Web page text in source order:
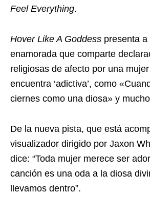
Feel Everything.
Hover Like A Goddess presenta
enamorada que comparte
religiosas de afecto por una
encuentra ‘adictiva’, como
ciernes como una diosa» y
De la nueva pista, que está
visualizador dirigido por Jaxon
dice: “Toda mujer merece ser
canción es una oda a la diosa
llevamos dentro”.